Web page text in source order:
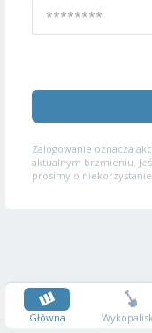
Zalogowanie oznacza
aktualnym brzmieniu.
prosimy o
Główna